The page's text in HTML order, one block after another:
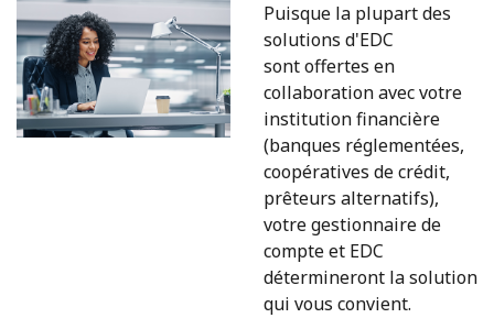
Puisque la plupart des
solutions d'EDC
sont offertes en
collaboration avec votre
institution financière
(banques réglementées,
coopératives de crédit,
prêteurs alternatifs),
votre gestionnaire de
compte et EDC
détermineront la solution
qui vous convient.